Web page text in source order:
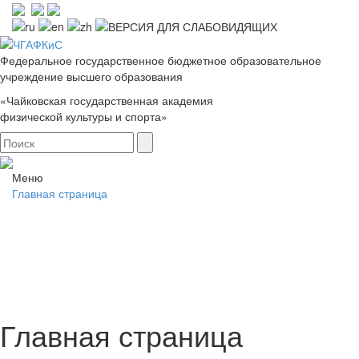
Федеральное государственное бюджетное образовательное
учреждение высшего образования
«Чайковская государственная академия
физической культуры и спорта»
Меню
Главная страница
Главная страница